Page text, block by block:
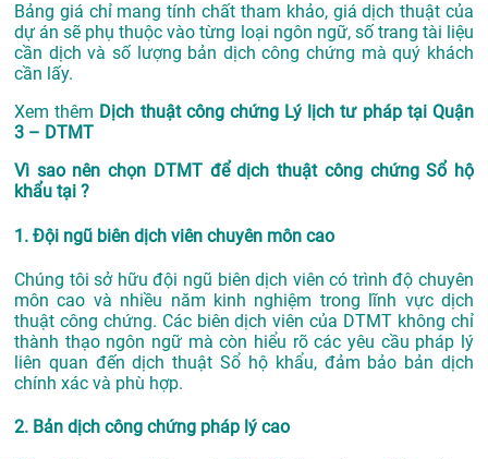
Bảng giá chỉ mang tính chất tham khảo, giá dịch thuật của
dự án sẽ phụ thuộc vào từng loại ngôn ngữ, số trang tài liệu
cần dịch và số lượng bản dịch công chứng mà quý khách
cần lấy.
Xem thêm Dịch thuật công chứng Lý lịch tư pháp tại Quận
3 – DTMT
Vì sao nên chọn DTMT để dịch thuật công chứng Sổ hộ
khẩu tại ?
1. Đội ngũ biên dịch viên chuyên môn cao
Chúng tôi sở hữu đội ngũ biên dịch viên có trình độ chuyên
môn cao và nhiều năm kinh nghiệm trong lĩnh vực dịch
thuật công chứng. Các biên dịch viên của DTMT không chỉ
thành thạo ngôn ngữ mà còn hiểu rõ các yêu cầu pháp lý
liên quan đến dịch thuật Sổ hộ khẩu, đảm bảo bản dịch
chính xác và phù hợp.
2. Bản dịch công chứng pháp lý cao